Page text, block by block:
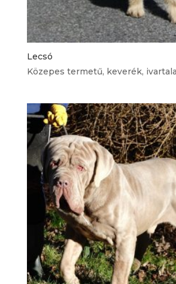
Lecsó
Közepes termetű, keverék,